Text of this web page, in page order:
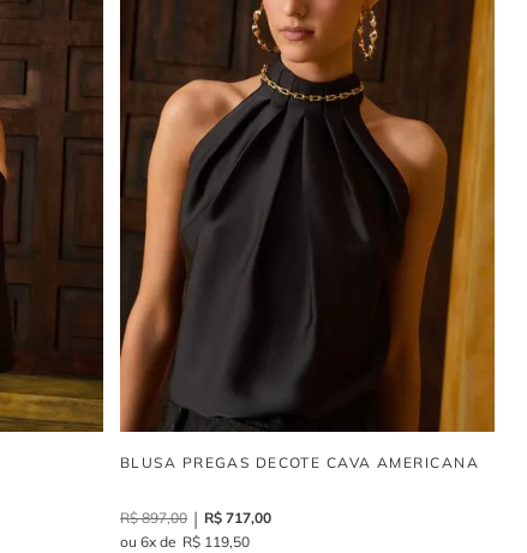
BLUSA PREGAS DECOTE CAVA AMERICANA
R$ 897,00 R$ 717,00
6
R$ 119,50